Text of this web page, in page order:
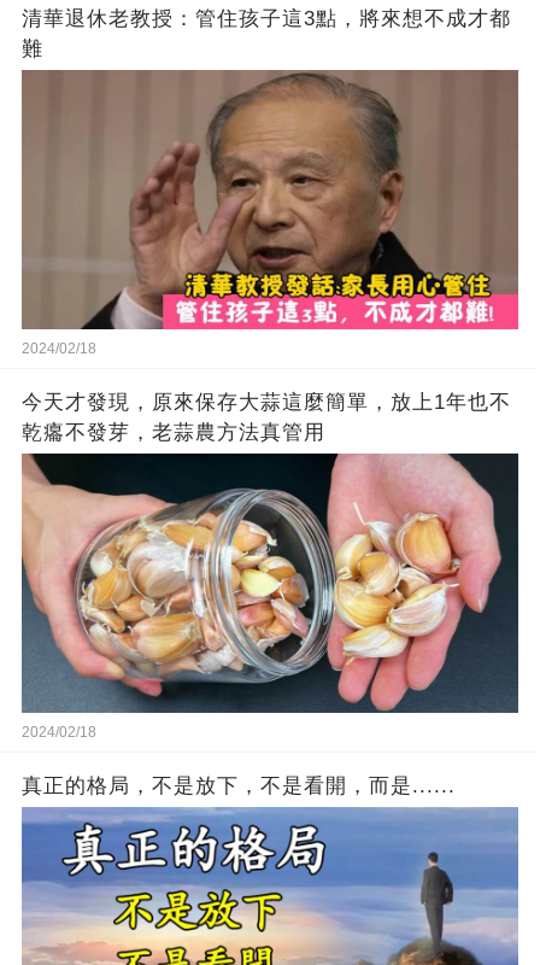
清華退休老教授：管住孩子這3點，將來想不成才都
難
2024/02/18
今天才發現，原來保存大蒜這麼簡單，放上1年也不
乾癟不發芽，老蒜農方法真管用
2024/02/18
真正的格局，不是放下，不是看開，而是......